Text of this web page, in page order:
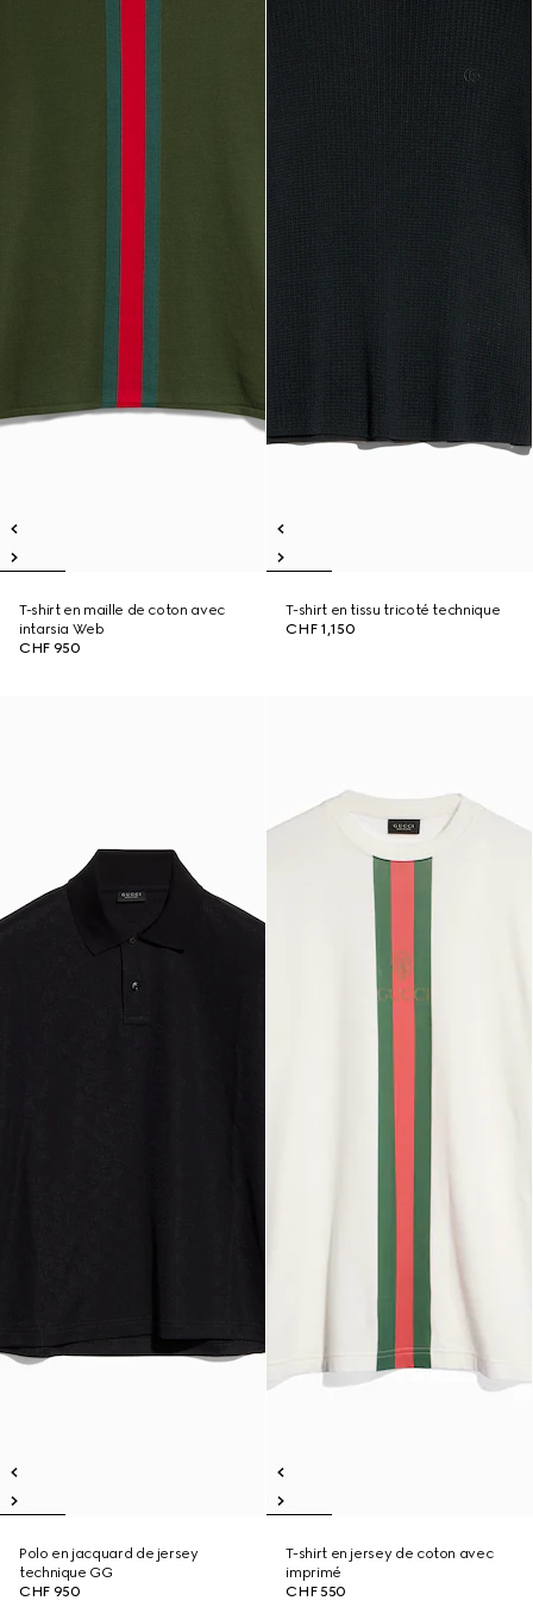
T-shirt en maille de coton avec
intarsia Web
CHF 950
T-shirt en tissu tricoté technique
CHF 1,150
Polo en jacquard de jersey
technique GG
CHF 950
T-shirt en jersey de coton avec
imprimé
CHF 550